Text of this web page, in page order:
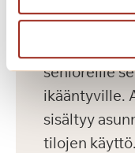
Saga
laadukasta
senioreille
ikääntyville.
sisältyy
tilojen